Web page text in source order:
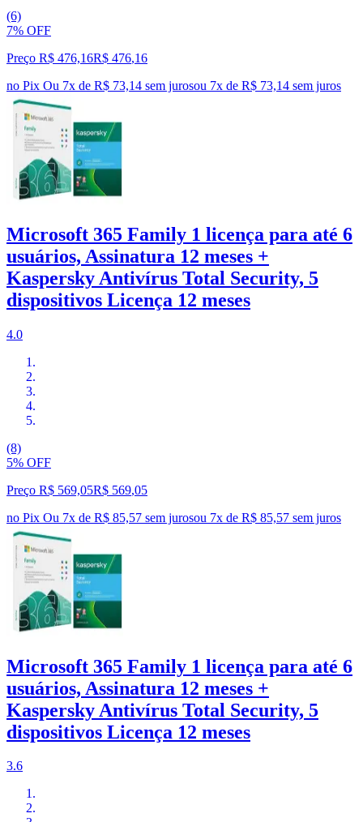
(6)
7% OFF
Preço R$ 476,16R$ 476,16
no Pix Ou 7x de R$ 73,14 sem jurosou 7x de R$ 73,14 sem juros
Microsoft 365 Family 1 licença para até 6
usuários, Assinatura 12 meses +
Kaspersky Antivírus Total Security, 5
dispositivos Licença 12 meses
4.0
(8)
5% OFF
Preço R$ 569,05R$ 569,05
no Pix Ou 7x de R$ 85,57 sem jurosou 7x de R$ 85,57 sem juros
Microsoft 365 Family 1 licença para até 6
usuários, Assinatura 12 meses +
Kaspersky Antivírus Total Security, 5
dispositivos Licença 12 meses
3.6